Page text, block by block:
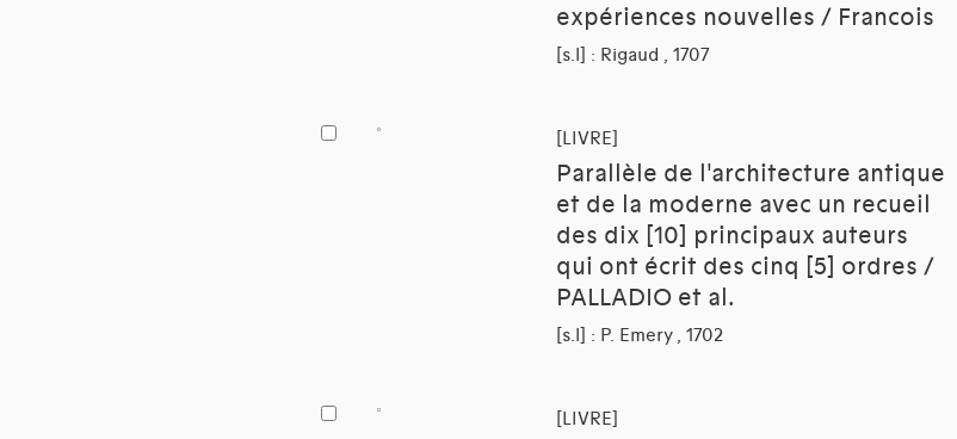
expériences nouvelles / Francois
[s.l] : Rigaud , 1707
[LIVRE]
Parallèle de l'architecture antique
et de la moderne avec un recueil
des dix [10] principaux auteurs
qui ont écrit des cinq [5] ordres /
PALLADIO et al.
[s.l] : P. Emery , 1702
[LIVRE]